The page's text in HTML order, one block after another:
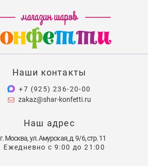
Наши контакты
+7 (925) 236-20-00
zakaz@shar-konfetti.ru
Наш адрес
г. Москва, ул. Амурская, д. 9/6, стр. 11
Ежедневно с 9:00 до 21:00